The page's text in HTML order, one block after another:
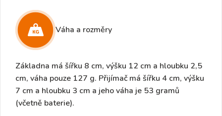
Váha a rozměry
Základna má šířku 8 cm, výšku 12 cm a hloubku 2,5
cm, váha pouze 127 g. Přijímač má šířku 4 cm, výšku
7 cm a hloubku 3 cm a jeho váha je 53 gramů
(včetně baterie).